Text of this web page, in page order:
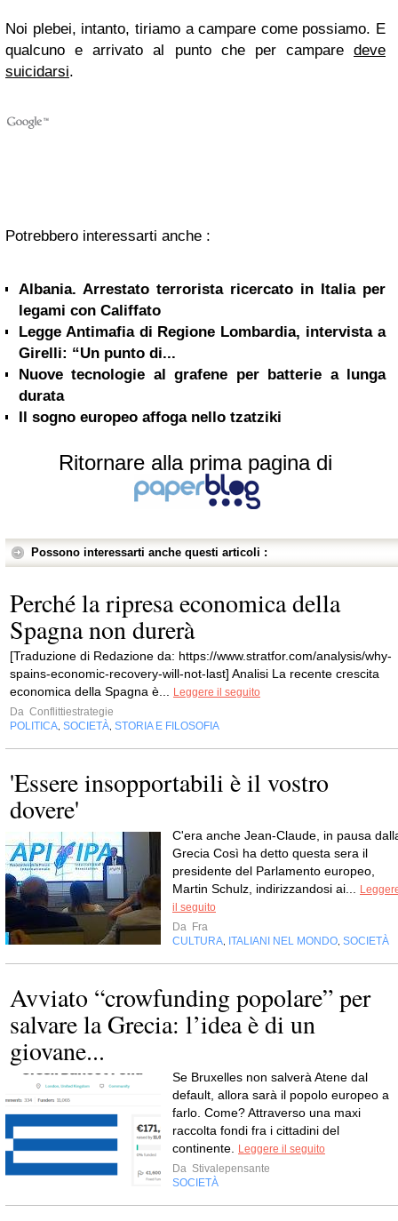
Noi plebei, intanto, tiriamo a campare come possiamo. E
qualcuno e arrivato al punto che per campare deve
suicidarsi.
Potrebbero interessarti anche :
Albania. Arrestato terrorista ricercato in Italia per
legami con Califfato
Legge Antimafia di Regione Lombardia, intervista a
Girelli: “Un punto di...
Nuove tecnologie al grafene per batterie a lunga
durata
Il sogno europeo affoga nello tzatziki
Ritornare alla prima pagina di
Possono interessarti anche questi articoli :
Perché la ripresa economica della
Spagna non durerà
[Traduzione di Redazione da: https://www.stratfor.com/analysis/why-
spains-economic-recovery-will-not-last] Analisi La recente crescita
economica della Spagna è... Leggere il seguito
Da Conflittiestrategie
POLITICA, SOCIETÀ, STORIA E FILOSOFIA
'Essere insopportabili è il vostro
dovere'
C'era anche Jean-Claude, in pausa
Grecia Così ha detto questa sera il
presidente del Parlamento europeo,
Martin Schulz, indirizzandosi ai...
il seguito
Da Fra
CULTURA, ITALIANI NEL MONDO, SOCIETÀ
Avviato “crowfunding popolare” per
salvare la Grecia: l’idea è di un
giovane...
Se Bruxelles non salverà Atene dal
default, allora sarà il popolo europeo a
farlo. Come? Attraverso una maxi
raccolta fondi fra i cittadini del
continente. Leggere il seguito
Da Stivalepensante
SOCIETÀ